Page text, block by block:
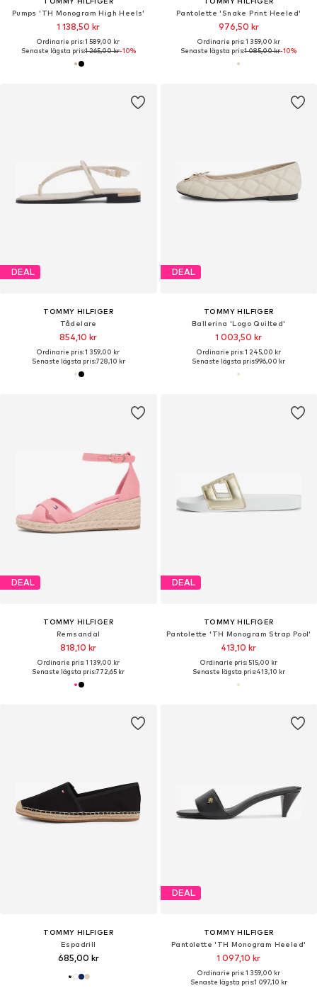
Pumps 'TH Monogram High Heels'
1 138,50 kr
Ordinarie pris: 1 589,00 kr
Senaste lägsta pris:1 265,00 kr-10%
Pantolette 'Snake Print Heeled'
976,50 kr
Ordinarie pris: 1 359,00 kr
Senaste lägsta pris:1 085,00 kr-10%
DEAL
TOMMY HILFIGER
Tådelare
854,10 kr
Ordinarie pris: 1 359,00 kr
Senaste lägsta pris:728,10 kr
DEAL
TOMMY HILFIGER
Ballerina 'Logo Quilted'
1 003,50 kr
Ordinarie pris: 1 245,00 kr
Senaste lägsta pris:996,00 kr
DEAL
TOMMY HILFIGER
Remsandal
818,10 kr
Ordinarie pris: 1 139,00 kr
Senaste lägsta pris:772,65 kr
DEAL
TOMMY HILFIGER
Pantolette 'TH Monogram Strap Pool'
413,10 kr
Ordinarie pris: 515,00 kr
Senaste lägsta pris:413,10 kr
TOMMY HILFIGER
Espadrill
685,00 kr
DEAL
TOMMY HILFIGER
Pantolette 'TH Monogram Heeled'
1 097,10 kr
Ordinarie pris: 1 359,00 kr
Senaste lägsta pris:1 097,10 kr